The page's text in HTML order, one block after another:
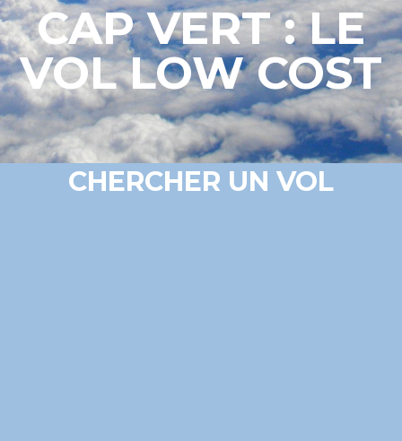
CAP VERT : LE
VOL LOW COST
CHERCHER UN VOL